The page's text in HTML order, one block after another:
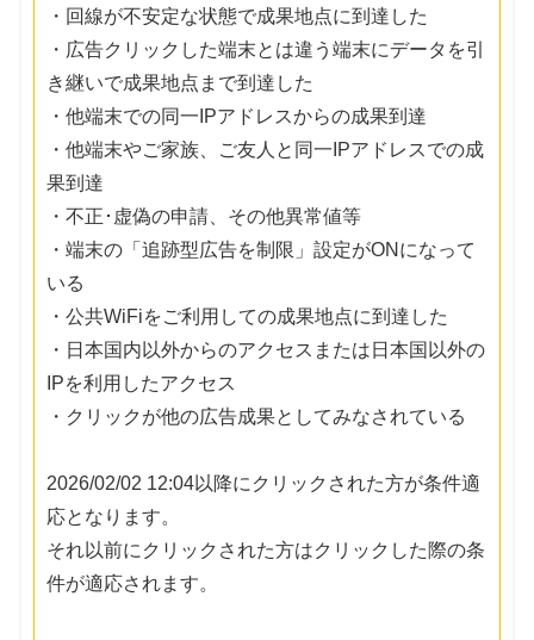
・回線が不安定な状態で成果地点に到達した
・広告クリックした端末とは違う端末にデータを引
き継いで成果地点まで到達した
・他端末での同一IPアドレスからの成果到達
・他端末やご家族、ご友人と同一IPアドレスでの成
果到達
・不正･虚偽の申請、その他異常値等
・端末の「追跡型広告を制限」設定がONになって
いる
・公共WiFiをご利用しての成果地点に到達した
・日本国内以外からのアクセスまたは日本国以外の
IPを利用したアクセス
・クリックが他の広告成果としてみなされている
2026/02/02 12:04以降にクリックされた方が条件適
応となります。
それ以前にクリックされた方はクリックした際の条
件が適応されます。